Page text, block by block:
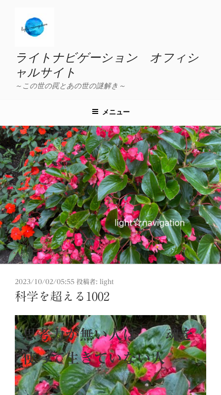
ライトナビゲーション オフィシ
ャルサイト
～この世の罠とあの世の謎解き～
メニュー
投
稿
日:
2023/10/02/05:55 投稿者: light
科学を超える1002
思考力が無い人は 魂を
使って生きていない人